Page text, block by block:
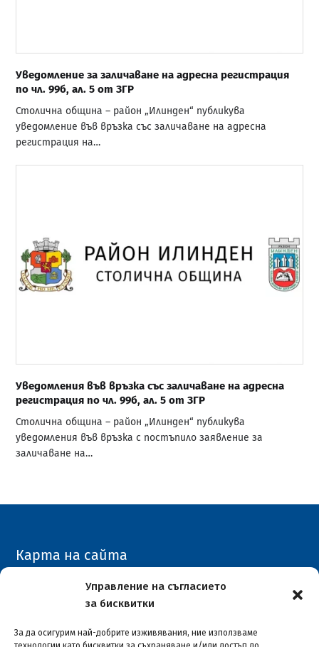
Управление на съгласието
за бисквитки
За да осигурим най-добрите изживявания, ние използваме
Уведомление за заличаване на адресна регистрация
по чл. 99б, ал. 5 от ЗГР
Столична община – район „Илинден“ публикува
уведомление във връзка със заличаване на адресна
регистрация на…
Уведомления във връзка със заличаване на адресна
регистрация по чл. 99б, ал. 5 от ЗГР
Столична община – район „Илинден“ публикува
уведомления във връзка с постъпило заявление за
заличаване на…
Карта на сайта
Архивен сайт